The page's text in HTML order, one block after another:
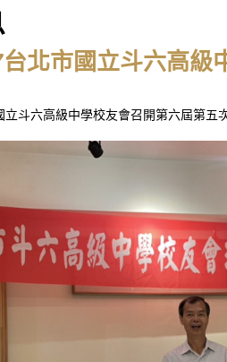
北市國立斗六高
斗六高級中學校友會召開第六屆第五